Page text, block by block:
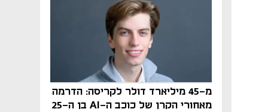
מ-45 מיליארד דולר לקריסה: הדרמה
מאחורי הקרן של כוכב ה-AI בן ה-25